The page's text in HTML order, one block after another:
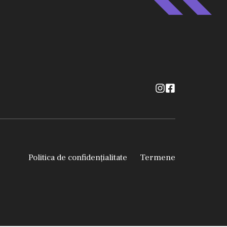
Politica de confidențialitate Termene